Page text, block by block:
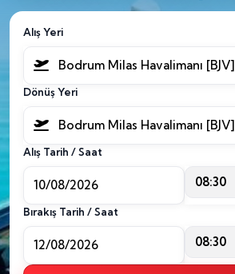
Alış Yeri
Bodrum Milas Havalimanı [BJV]
Dönüş Yeri
Bodrum Milas Havalimanı [BJV]
Alış Tarih / Saat
08:30
Bırakış Tarih / Saat
08:30